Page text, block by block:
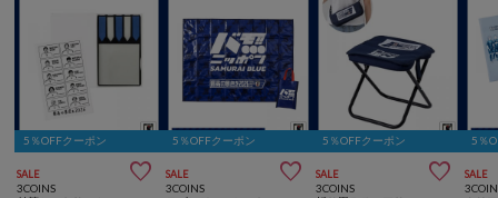
5％OFFクーポン
SALE 
3COINS
5％OFFクーポン
SALE 
3COINS
5％OFFクーポン
SALE 
3COINS
5％
SALE